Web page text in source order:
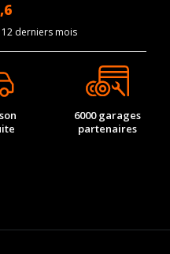
derniers mois
6000 garages
partenaires